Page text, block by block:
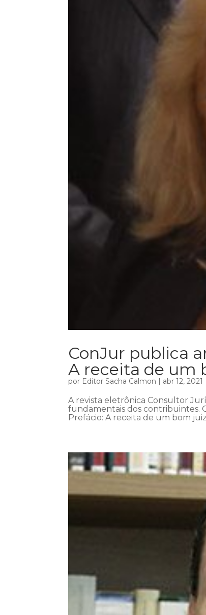
ConJur publica
A receita de um
por Editor Sacha Calmon | abr 12, 2021
A revista eletrônica Consultor
fundamentais dos contribuintes.
Prefácio: A receita de um bom